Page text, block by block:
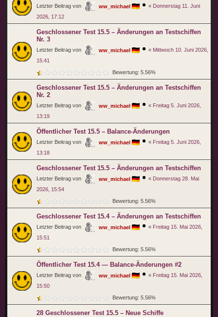
Letzter Beitrag von ww_michael « Donnerstag 11. Juni
2026, 17:12
Geschlossener Test 15.5 – Änderungen an Testschiffen
Nr. 3
Letzter Beitrag von ww_michael « Mittwoch 10. Juni 2026,
15:41
Bewertung: 5.56%
Geschlossener Test 15.5 – Änderungen an Testschiffen
Nr. 2
Letzter Beitrag von ww_michael « Freitag 5. Juni 2026,
13:19
Öffentlicher Test 15.5 – Balance-Änderungen
Letzter Beitrag von ww_michael « Freitag 5. Juni 2026,
13:18
Geschlossener Test 15.5 – Änderungen an Testschiffen
Letzter Beitrag von ww_michael « Donnerstag 28. Mai
2026, 15:54
Bewertung: 5.56%
Geschlossener Test 15.4 – Änderungen an Testschiffen
Letzter Beitrag von ww_michael « Freitag 15. Mai 2026,
15:51
Bewertung: 5.56%
Öffentlicher Test 15.4 — Balance-Änderungen #2
Letzter Beitrag von ww_michael « Freitag 15. Mai 2026,
15:50
Bewertung: 5.56%
28 Geschlossener Test 15.5 – Neue Schiffe